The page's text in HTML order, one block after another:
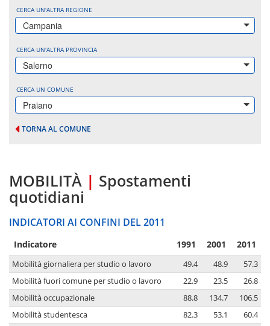
CERCA UN'ALTRA REGIONE
Campania
CERCA UN'ALTRA PROVINCIA
Salerno
CERCA UN COMUNE
Praiano
TORNA AL COMUNE
MOBILITÀ | Spostamenti
quotidiani
INDICATORI AI CONFINI DEL 2011
Indicatore 1991 2001 2011
Mobilità giornaliera per studio o lavoro 49.4 48.9
57.3
Mobilità fuori comune per studio o lavoro
22.9 23.5
26.8
Mobilità occupazionale
88.8 134.7
106.5
Mobilità studentesca
82.3 53.1
60.4